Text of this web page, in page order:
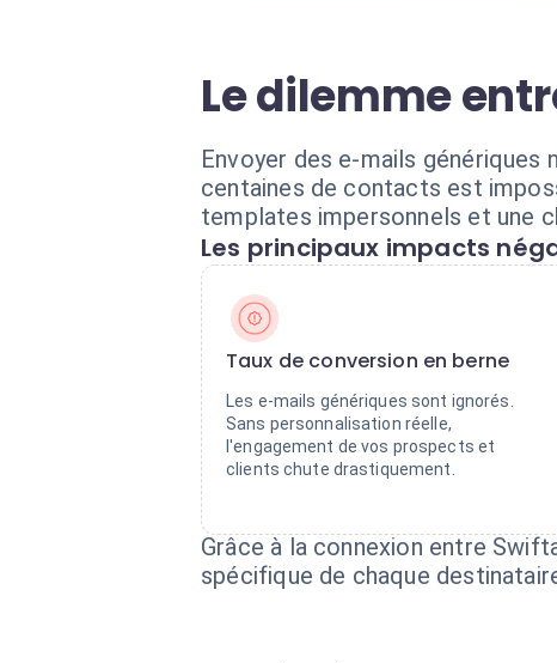
Le dilemme
Envoyer des e-mails
centaines de contacts est
templates impersonnels et une
Les principaux impacts
Taux de conversion en berne
Les e-mails génériques sont ignorés.
Sans personnalisation réelle,
l'engagement de vos prospects et
clients chute drastiquement.
Grâce à la connexion entre
spécifique de chaque